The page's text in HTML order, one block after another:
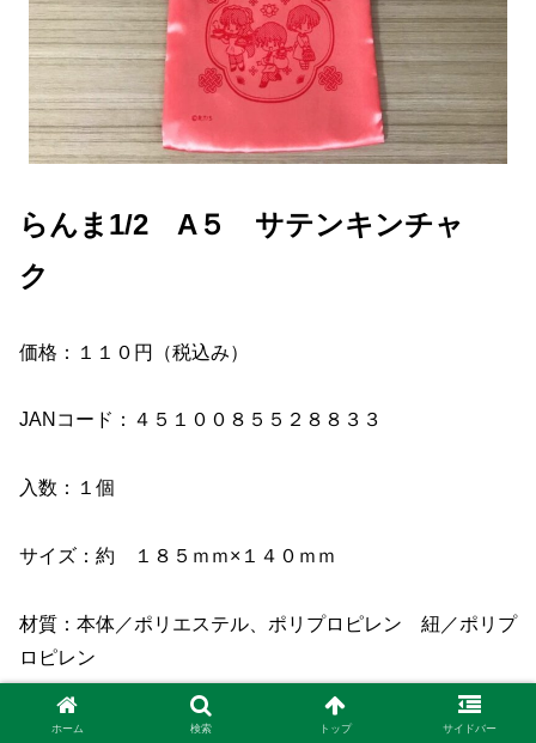
らんま1/2 A５ サテンキンチャ
ク
価格：１１０円（税込み）
JANコード：４５１００８５５２８８３３
入数：１個
サイズ：約 １８５ｍｍ×１４０ｍｍ
材質：本体／ポリエステル、ポリプロピレン 紐／ポリプ
ロピレン
製造：中国製
ホーム 検索 トップ サイドバー